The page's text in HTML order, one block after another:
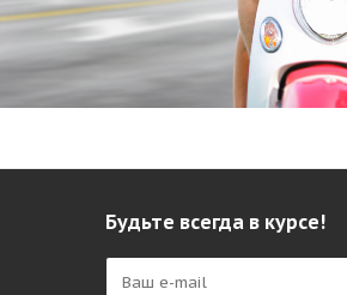
Будьте всегда в курсе!